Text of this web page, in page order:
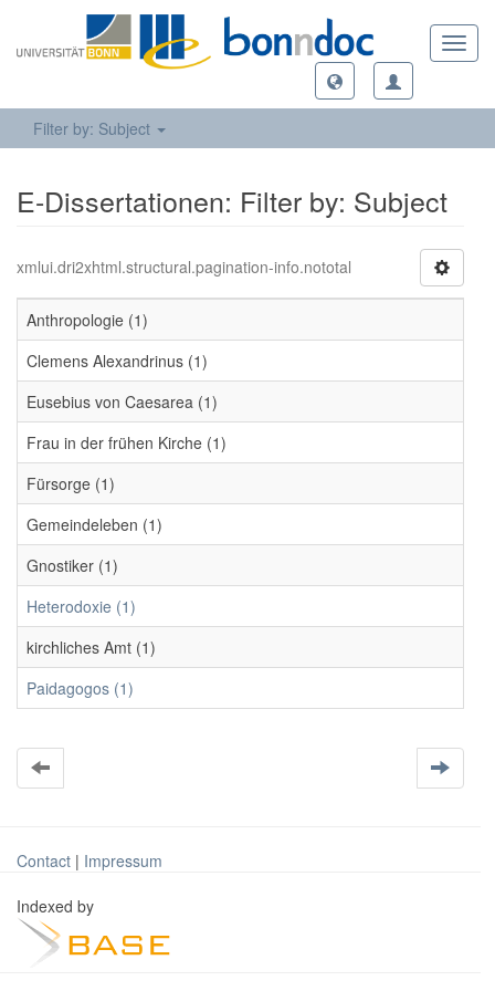
Filter by: Subject
E-Dissertationen: Filter by: Subject
xmlui.dri2xhtml.structural.pagination-info.nototal
Anthropologie (1)
Clemens Alexandrinus (1)
Eusebius von Caesarea (1)
Frau in der frühen Kirche (1)
Fürsorge (1)
Gemeindeleben (1)
Gnostiker (1)
Heterodoxie (1)
kirchliches Amt (1)
Paidagogos (1)
Contact | Impressum
Indexed by